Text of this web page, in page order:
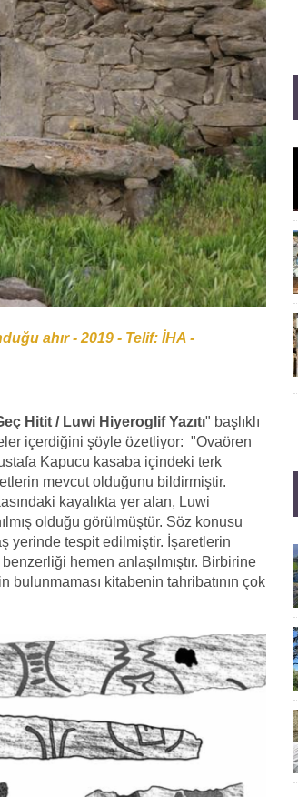
ahır - 2019 - Telif: İHA -
Hitit / Luwi Hiyeroglif Yazıtı" başlıklı
içerdiğini şöyle özetliyor: "Ovaören
Kapucu kasaba içindeki terk
mevcut olduğunu bildirmiştir.
kayalıkta yer alan, Luwi
olduğu görülmüştür. Söz konusu
yerinde tespit edilmiştir. İşaretlerin
hemen anlaşılmıştır. Birbirine
bulunmaması kitabenin tahribatının çok